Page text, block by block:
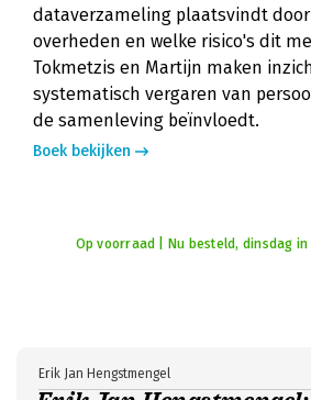
dataverzameling plaatsvindt
overheden en welke risico's dit
Tokmetzis en Martijn maken
systematisch vergaren van
de samenleving beïnvloedt.
Boek bekijken
Op voorraad | Nu besteld, dinsdag
Erik Jan Hengstmengel